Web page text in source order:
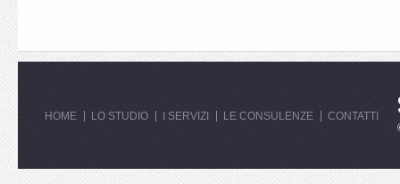
HOME LO STUDIO I SERVIZI LE CONSULENZE CONTATTI